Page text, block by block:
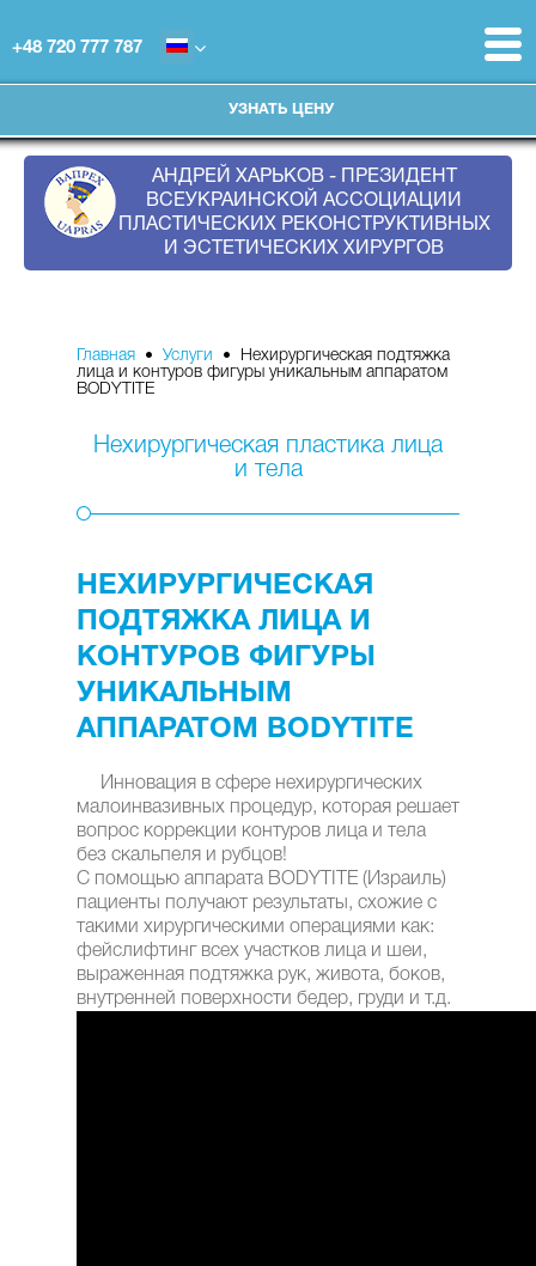
АНДРЕЙ ХАРЬКОВ - ПРЕЗИДЕНТ
ВСЕУКРАИНСКОЙ АССОЦИАЦИИ
ПЛАСТИЧЕСКИХ РЕКОНСТРУКТИВНЫХ
И ЭСТЕТИЧЕСКИХ ХИРУРГОВ
+48 720 777 787
УЗНАТЬ ЦЕНУ
Главная • Услуги • Нехирургическая подтяжка
лица и контуров фигуры уникальным аппаратом
BODYTITE
Нехирургическая пластика лица
и тела
НЕХИРУРГИЧЕСКАЯ
ПОДТЯЖКА ЛИЦА И
КОНТУРОВ ФИГУРЫ
УНИКАЛЬНЫМ
АППАРАТОМ BODYTITE
Инновация в сфере нехирургических
малоинвазивных процедур, которая решает
вопрос коррекции контуров лица и тела
без скальпеля и рубцов!
С помощью аппарата BODYTITE (Израиль)
пациенты получают результаты, схожие с
такими хирургическими операциями как:
фейслифтинг всех участков лица и шеи,
выраженная подтяжка рук, живота, боков,
внутренней поверхности бедер, груди и т.д.